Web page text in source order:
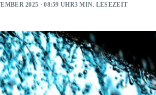
2025 · 08:59 UHR3 MIN. LESEZEIT